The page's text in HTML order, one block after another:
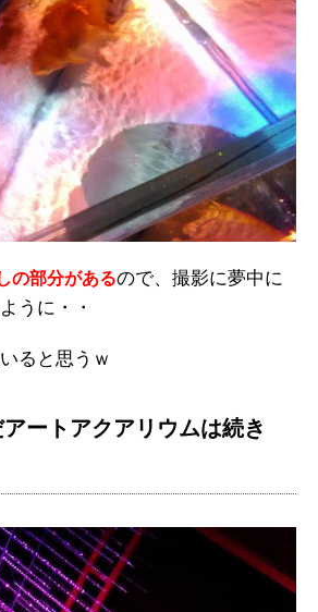
の部分があるので、撮影に夢中に
うに・・
ると思うｗ
アートアクアリウムは続き